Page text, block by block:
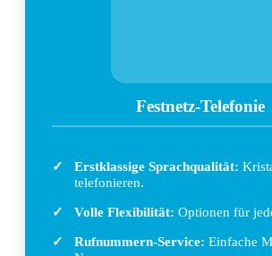
Festnetz-Telefonie
Erstklassige Sprachqualität:
telefonieren.
Volle Flexibilität: Optionen für
Rufnummern-Service: Einfache